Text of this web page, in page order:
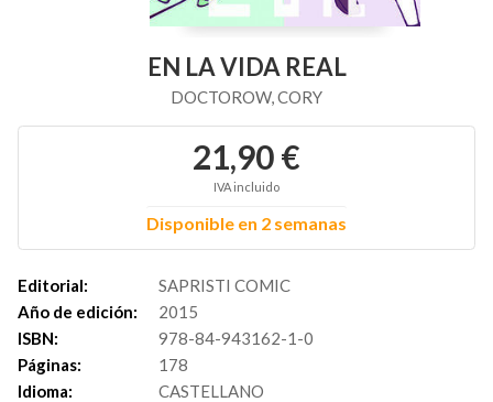
EN LA VIDA REAL
DOCTOROW, CORY
21,90 €
IVA incluido
Disponible en 2 semanas
Editorial:
SAPRISTI COMIC
Año de edición:
2015
ISBN:
978-84-943162-1-0
Páginas:
178
Idioma:
CASTELLANO